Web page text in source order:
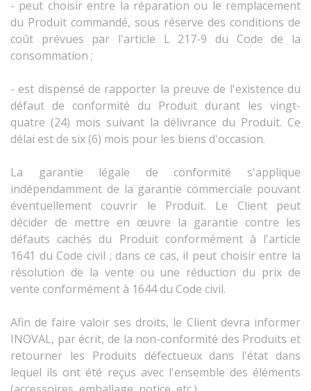
- peut choisir entre la réparation ou le remplacement
du Produit commandé, sous réserve des conditions de
coût prévues par l'article L 217-9 du Code de la
consommation ;
- est dispensé de rapporter la preuve de l'existence du
défaut de conformité du Produit durant les vingt-
quatre (24) mois suivant la délivrance du Produit. Ce
délai est de six (6) mois pour les biens d'occasion.
La garantie légale de conformité s'applique
indépendamment de la garantie commerciale pouvant
éventuellement couvrir le Produit. Le Client peut
décider de mettre en œuvre la garantie contre les
défauts cachés du Produit conformément à l'article
1641 du Code civil ; dans ce cas, il peut choisir entre la
résolution de la vente ou une réduction du prix de
vente conformément à 1644 du Code civil.
Afin de faire valoir ses droits, le Client devra informer
INOVAL, par écrit, de la non-conformité des Produits et
retourner les Produits défectueux dans l'état dans
lequel ils ont été reçus avec l'ensemble des éléments